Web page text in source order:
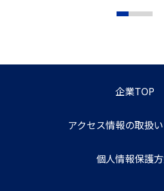
企業TOP
アクセス情報の取扱
個人情報保護